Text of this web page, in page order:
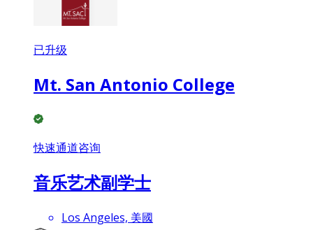
已升级
Mt. San Antonio College
快速通道咨询
音乐艺术副学士
Los Angeles, 美國